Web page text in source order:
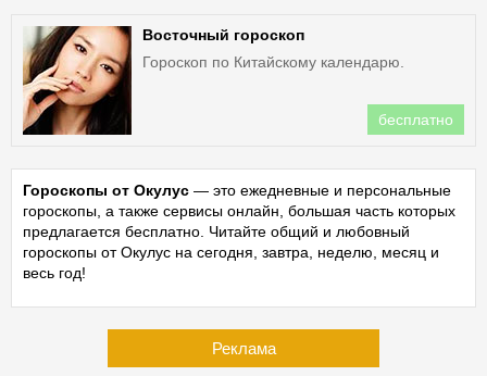
Восточный гороскоп
Гороскоп по Китайскому календарю.
бесплатно
Гороскопы от Окулус — это ежедневные и персональные
гороскопы, а также сервисы онлайн, большая часть которых
предлагается бесплатно. Читайте общий и любовный
гороскопы от Окулус на сегодня, завтра, неделю, месяц и
весь год!
Реклама